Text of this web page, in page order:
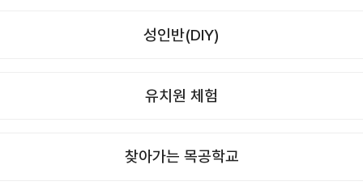
성인반(DIY)
유치원 체험
찾아가는 목공학교